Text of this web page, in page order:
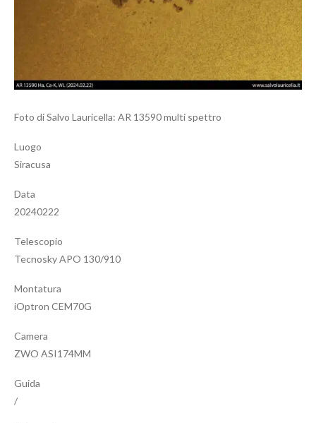
Foto di Salvo Lauricella: AR 13590 multi spettro
Luogo
Siracusa
Data
20240222
Telescopio
Tecnosky APO 130/910
Montatura
iOptron CEM70G
Camera
ZWO ASI174MM
Guida
/